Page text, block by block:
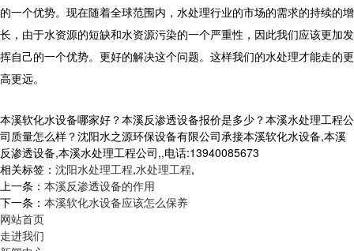
的一个优势。现在随着全球范围内，水处理行业的市场的需求的持续的增
长，由于水资源的短缺和水资源污染的一个严重性，因此我们应该更加发
挥自己的一个优势。更好的解决这个问题。这样我们的水处理才能走的更
高更远。
本溪软化水设备哪家好？本溪反渗透设备报价是多少？本溪水处理工程公
司质量怎么样？沈阳水之源环保设备有限公司承接本溪软化水设备,本溪
反渗透设备,本溪水处理工程公司,,电话:13940085673
相关标签： 沈阳水处理工程,水处理工程,
上一条： 本溪反渗透设备的作用
下一条： 本溪软化水设备应该怎么保养
网站首页
走进我们